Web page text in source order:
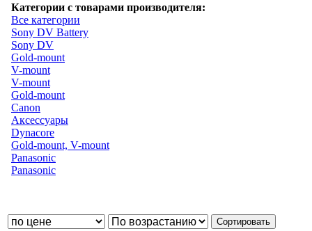
Категории с товарами производителя:
Все категории
Sony DV Battery
Sony DV
Gold-mount
V-mount
V-mount
Gold-mount
Canon
Аксессуары
Dynacore
Gold-mount, V-mount
Panasonic
Panasonic